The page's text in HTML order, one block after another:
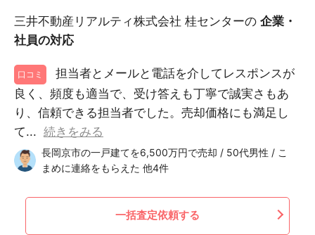
三井不動産リアルティ株式会社 桂センターの 企業・
社員の対応
口コミ
担当者とメールと電話を介してレスポンスが
良く、頻度も適当で、受け答えも丁寧で誠実さもあ
り、信頼できる担当者でした。売却価格にも満足し
て... 続きをみる
長岡京市の一戸建てを6,500万円で売却 / 50代男性 / こ
まめに連絡をもらえた 他4件
一括査定依頼する